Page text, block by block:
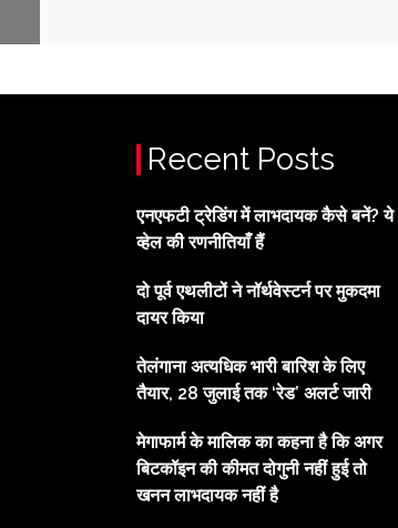
Recent Posts
एनएफटी ट्रेडिंग में लाभदायक कैसे बनें? ये
व्हेल की रणनीतियाँ हैं
दो पूर्व एथलीटों ने नॉर्थवेस्टर्न पर मुकदमा
दायर किया
तेलंगाना अत्यधिक भारी बारिश के लिए
तैयार, 28 जुलाई तक ‘रेड’ अलर्ट जारी
मेगाफार्म के मालिक का कहना है कि अगर
बिटकॉइन की कीमत दोगुनी नहीं हुई तो
खनन लाभदायक नहीं है